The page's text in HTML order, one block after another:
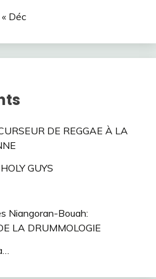
« Déc
DE REGGAE À LA
GUYS
Niangoran-Bouah:
LA DRUMMOLOGIE